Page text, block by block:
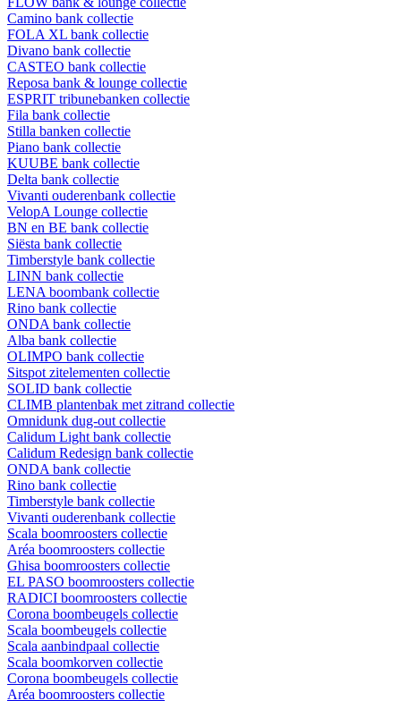
Camino bank collectie
FOLA XL bank collectie
Divano bank collectie
CASTEO bank collectie
Reposa bank & lounge collectie
ESPRIT tribunebanken collectie
Fila bank collectie
Stilla banken collectie
Piano bank collectie
KUUBE bank collectie
Delta bank collectie
Vivanti ouderenbank collectie
VelopA Lounge collectie
BN en BE bank collectie
Siësta bank collectie
Timberstyle bank collectie
LINN bank collectie
LENA boombank collectie
Rino bank collectie
ONDA bank collectie
Alba bank collectie
OLIMPO bank collectie
Sitspot zitelementen collectie
SOLID bank collectie
CLIMB plantenbak met zitrand collectie
Omnidunk dug-out collectie
Calidum Light bank collectie
Calidum Redesign bank collectie
ONDA bank collectie
Rino bank collectie
Timberstyle bank collectie
Vivanti ouderenbank collectie
Scala boomroosters collectie
Aréa boomroosters collectie
Ghisa boomroosters collectie
EL PASO boomroosters collectie
RADICI boomroosters collectie
Corona boombeugels collectie
Scala boombeugels collectie
Scala aanbindpaal collectie
Scala boomkorven collectie
Corona boombeugels collectie
Aréa boomroosters collectie